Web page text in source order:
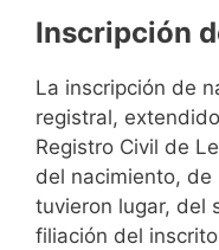
Inscripción
La inscripción de
registral,
Registro Civil de
del nacimiento, de
tuvieron lugar, del
filiación del